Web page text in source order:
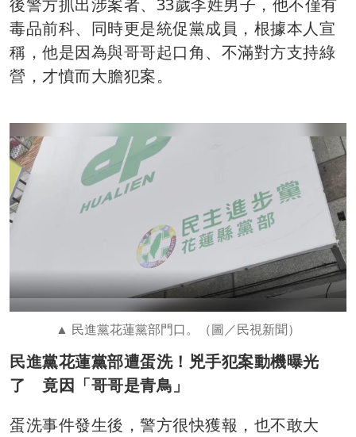
後警方抓出涉案者、33歲李姓男子，他不僅有
毒品前科、同時更是統促黨成員，根據本人宣
稱，他是因為與哥哥起口角、不滿對方支持綠
營，才憤而大膽犯案。
民進黨花蓮黨部門口。（圖／民視新聞）
民進黨花蓮黨部遭蛋洗！兇手犯案動機曝光
了 竟因「哥哥是青鳥」
蛋洗事件發生後，警方很快獲報，也不敢大